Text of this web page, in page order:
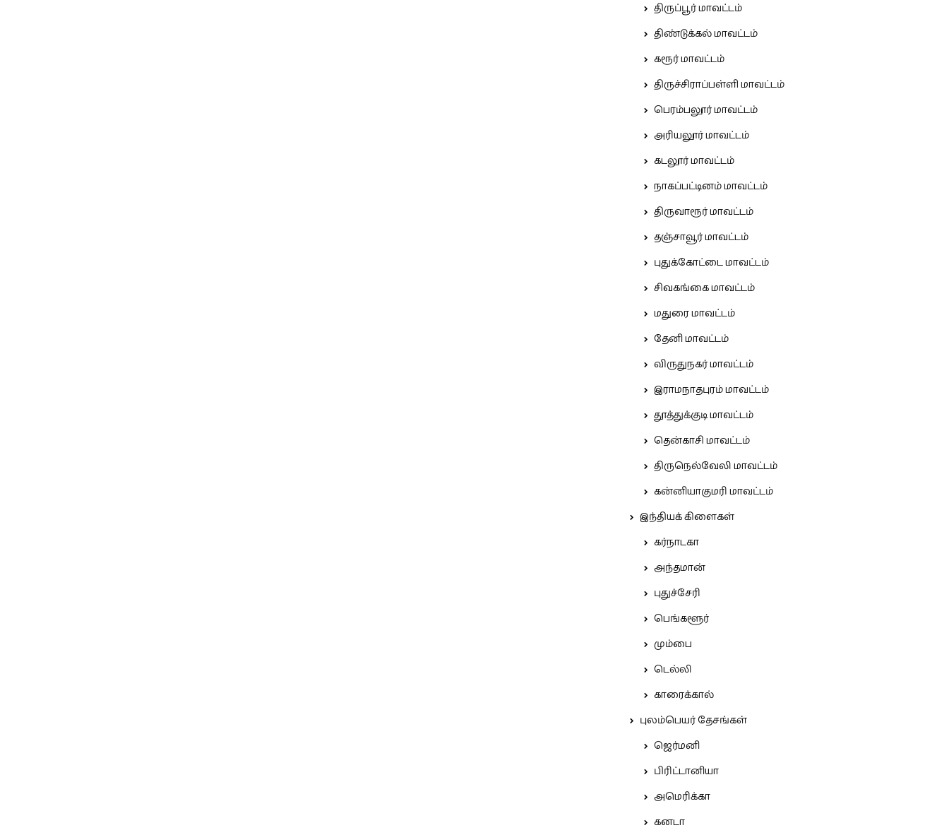
திருப்பூர் மாவட்டம்
திண்டுக்கல் மாவட்டம்
கரூர் மாவட்டம்
திருச்சிராப்பள்ளி மாவட்டம்
பெரம்பலூர் மாவட்டம்
அரியலூர் மாவட்டம்
கடலூர் மாவட்டம்
நாகப்பட்டினம் மாவட்டம்
திருவாரூர் மாவட்டம்
தஞ்சாவூர் மாவட்டம்
புதுக்கோட்டை மாவட்டம்
சிவகங்கை மாவட்டம்
மதுரை மாவட்டம்
தேனி மாவட்டம்
விருதுநகர் மாவட்டம்
இராமநாதபுரம் மாவட்டம்
தூத்துக்குடி மாவட்டம்
தென்காசி மாவட்டம்
திருநெல்வேலி மாவட்டம்
கன்னியாகுமரி மாவட்டம்
இந்தியக் கிளைகள்
கர்நாடகா
அந்தமான்
புதுச்சேரி
பெங்களூர்
மும்பை
டெல்லி
காரைக்கால்
புலம்பெயர் தேசங்கள்
ஜெர்மனி
பிரிட்டானியா
அமெரிக்கா
கனடா